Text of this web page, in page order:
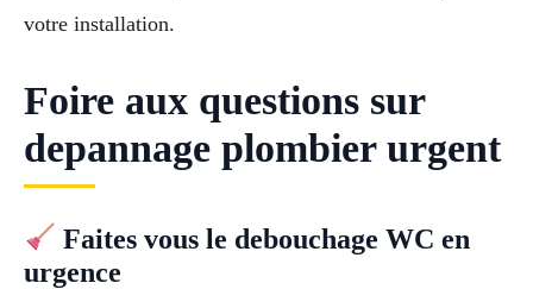
votre installation.
Foire aux questions sur
depannage plombier urgent
Faites vous le debouchage WC en
urgence